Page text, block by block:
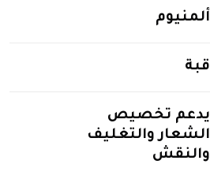
ألمنيوم
قبة
يدعم تخصيص
الشعار والتغليف
والنقش